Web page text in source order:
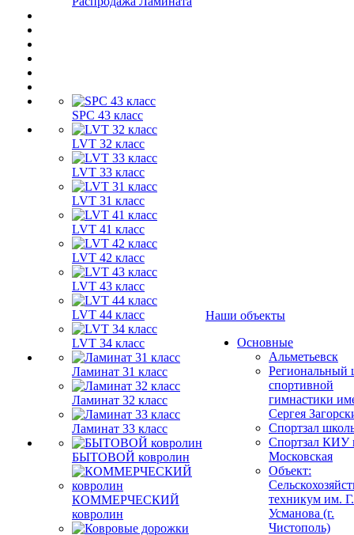
SPC 43 класс
LVT 32 класс
LVT 33 класс
LVT 31 класс
LVT 41 класс
LVT 42 класс
LVT 43 класс
LVT 44 класс
LVT 34 класс
Ламинат 31 класс
Ламинат 32 класс
Ламинат 33 класс
БЫТОВОЙ ковролин
КОММЕРЧЕСКИЙ
ковролин
Наши объекты
Основные
Альметьевск
Региональный
спортивной
гимнастики
Сергея
Спортзал
Спортзал КИУ
Московская
Объект:
техникум им.
Усманова (г.
Чистополь)